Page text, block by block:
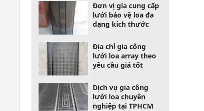
Đơn vị gia cung cấp
lưới bảo vệ loa đa
dạng kích thước
Địa chỉ gia công
lưới loa array theo
yêu cầu giá tốt
Dịch vụ gia công
lưới loa chuyên
nghiệp tại TPHCM